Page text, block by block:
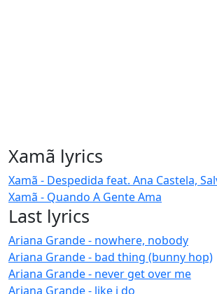
Xamã lyrics
Xamã - Despedida feat. Ana Castela,
Xamã - Quando A Gente Ama
Last lyrics
Ariana Grande - nowhere, nobody
Ariana Grande - bad thing (bunny hop)
Ariana Grande - never get over me
Ariana Grande - like i do